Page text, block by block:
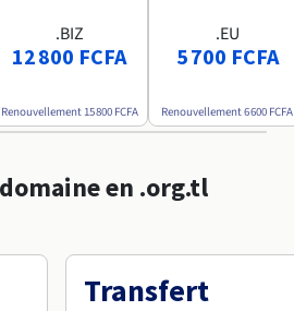
.BIZ
12 800 FCFA
Renouvellement 15 800 FCFA
.EU
5 700 FCFA
Renouvellement6 600 FCFA
en .org.tl
Transfert